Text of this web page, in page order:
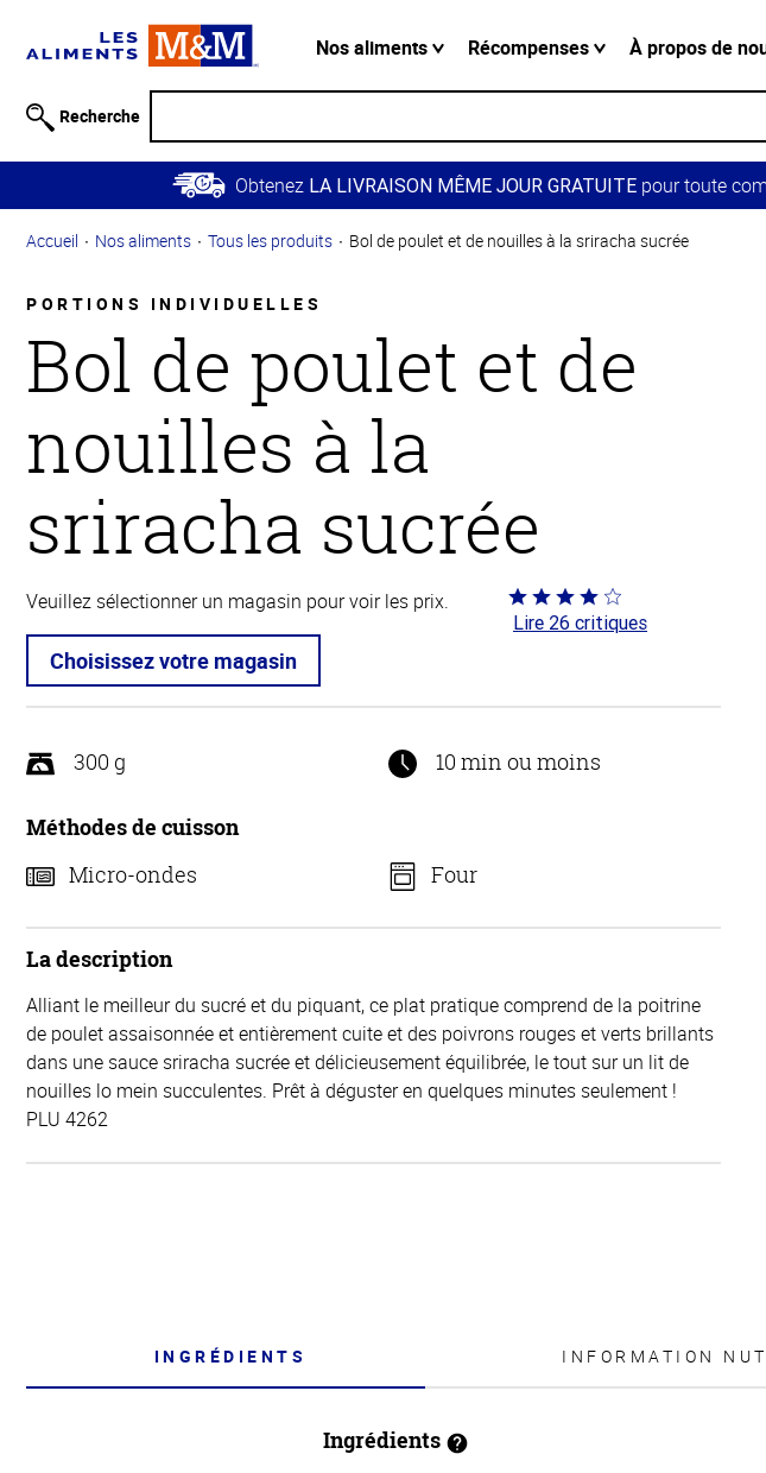
relative à
Passer
contenu
Retour à
principale
Nos aliments Récompenses À propos de
Recherche
Obtenez LA LIVRAISON MÊME JOUR GRATUITEpour toute
Accueil Nos aliments Tous les produits Bol de poulet et de nouilles à la sriracha sucrée
PORTIONS INDIVIDUELLES
Bol de poulet et de
nouilles à la
sriracha sucrée
Veuillez sélectionner un magasin pour voir les prix.
Choisissez votre magasin
Coté
4.2 sur
Lire 26 critiques
300 g 10 min ou moins
Méthodes de cuisson
Micro-ondes
Four
La description
Alliant le meilleur du sucré et du piquant, ce plat pratique comprend de la poitrine
de poulet assaisonnée et entièrement cuite et des poivrons rouges et verts brillants
dans une sauce sriracha sucrée et délicieusement équilibrée, le tout sur un lit de
nouilles lo mein succulentes. Prêt à déguster en quelques minutes seulement !
PLU 4262
INGRÉDIENTS INFORMATION
Ingrédients